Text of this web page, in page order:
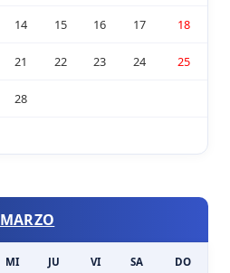
14 15 16 17 18
21 22 23 24 25
28
MARZO
MI JU VI SA DO